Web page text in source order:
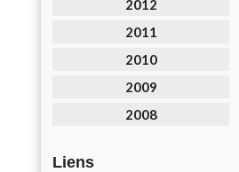
2012
2011
2010
2009
2008
Liens